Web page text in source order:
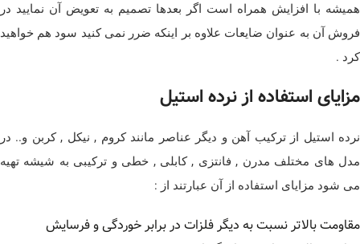
همیشه با افزایش همراه است اگر بعدها تصمیم به تعویض آن نمایید در
فروش آن به عنوان ضایعات علاوه بر اینکه ضرر نمی کنید سود هم خواهید
کرد .
مزایای استفاده از نرده استیل
نرده استیل از ترکیب آهن و دیگر عناصر مانند کروم , نیکل , کربن و.. در
مدل های مختلف مدرن , فانتزی , کابلی , خطی و ترکیبی به شیشه تهیه
می شود مزایای استفاده از آن عبارتند از :
مقاومت بالاتر نسبت به دیگر فلزات در برابر خوردگی و فرسایش